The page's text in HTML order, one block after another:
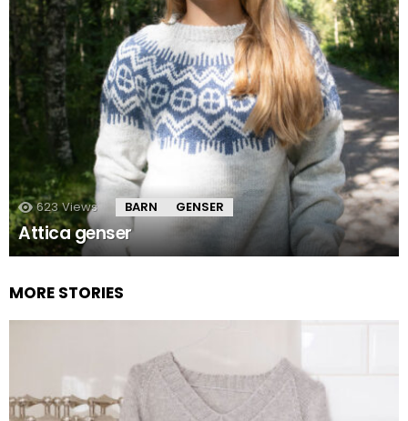
623 Views BARN GENSER
Attica genser
MORE STORIES